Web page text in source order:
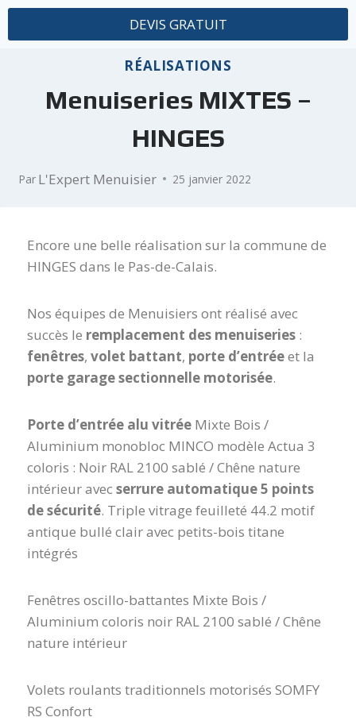
DEVIS GRATUIT
RÉALISATIONS
Menuiseries MIXTES –
HINGES
Par L'Expert Menuisier 25 janvier 2022
Encore une belle réalisation sur la commune de
HINGES dans le Pas-de-Calais.
Nos équipes de Menuisiers ont réalisé avec
succès le remplacement des menuiseries :
fenêtres, volet battant, porte d’entréeet la
porte garage sectionnelle motorisée.
Porte d’entrée alu vitrée Mixte Bois /
Aluminium monobloc MINCO modèle Actua 3
coloris : Noir RAL 2100 sablé / Chêne nature
intérieur avec serrure automatique 5 points
de sécurité. Triple vitrage feuilleté 44.2 motif
antique bullé clair avec petits-bois titane
intégrés
Fenêtres oscillo-battantes Mixte Bois /
Aluminium coloris noir RAL 2100 sablé / Chêne
nature intérieur
Volets roulants traditionnels motorisés SOMFY
RS Confort